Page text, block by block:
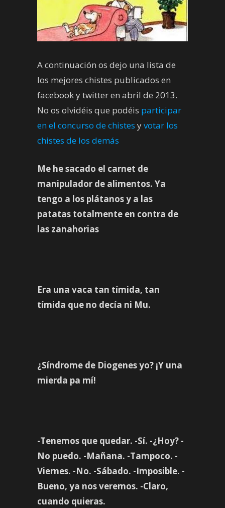
A continuación os dejo una lista de
los mejores chistes publicados en
facebook y twitter en abril de 2013.
No os olvidéis que podéis participar
en el concurso de chistes yvotar los
chistes de los demás
Me he sacado el carnet de
manipulador de alimentos. Ya
tengo a los plátanos y a las
patatas totalmente en contra de
las zanahorias
Era una vaca tan tímida, tan
tímida que no decía ni Mu.
¿Síndrome de Diogenes yo? ¡Y una
mierda pa mí!
-Tenemos que quedar. -Sí. -¿Hoy? -
No puedo. -Mañana. -Tampoco. -
Viernes. -No. -Sábado. -Imposible. -
Bueno, ya nos veremos. -Claro,
cuando quieras.